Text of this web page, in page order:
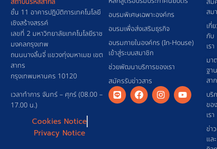
สม
เกี่
กับ
เรา
มา
ฐาน
สา
บริ
ของ
เรา
ข่า
และ
อบรมพิเศษเฉพาะองค์กร
อบรมเพื่อส่งเสริมธุรกิจ
อบรมภายในองค์กร (In-House)
เข้าสู่ระบบสมาชิก
ช่วยพัฒนาบริการของเรา
สมัครรับข่าวสาร
ชั้น 11 อาคารปฎิบัติการเทคโนโลยี
เชิงสร้างสรรค์
เลขที่ 2 มหาวิทยาลัยเทคโนโลยีราช
มงคลกรุงเทพ
ถนนนางลิ้นจี่ แขวงทุ่งมหาเมฆ เขต
สาทร
กรุงเทพมหานคร 10120
เวลาทำการ จันทร์ – ศุกร์ (08.00 –
17.00 น.)
Cookies Notice
Privacy Notice